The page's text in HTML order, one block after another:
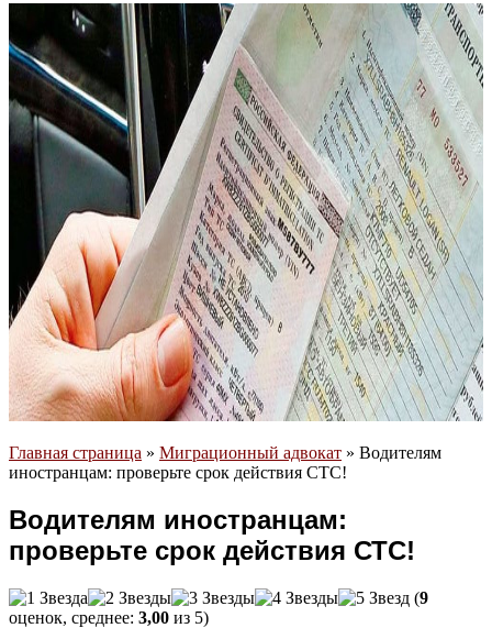
Главная страница » Миграционный адвокат » Водителям
иностранцам: проверьте срок действия СТС!
Водителям иностранцам:
проверьте срок действия СТС!
(9
оценок, среднее: 3,00 из 5)